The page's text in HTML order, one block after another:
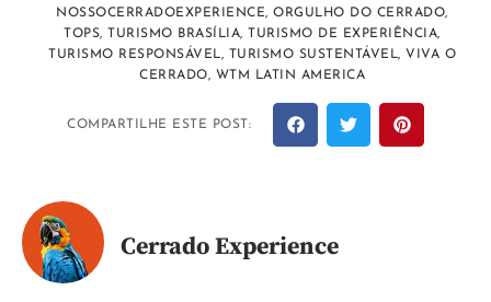
NOSSOCERRADOEXPERIENCE,ORGULHO DO CERRADO,
TOPS,TURISMO BRASÍLIA,TURISMO DE EXPERIÊNCIA,
TURISMO RESPONSÁVEL, TURISMO SUSTENTÁVEL, VIVA O
CERRADO, WTM LATIN AMERICA
COMPARTILHE ESTE POST:
Cerrado Experience